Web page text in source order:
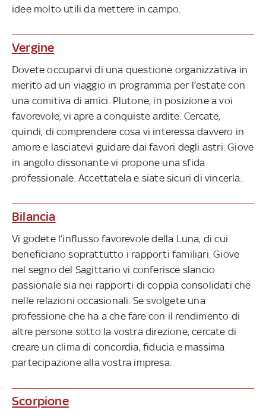
idee molto utili da mettere in campo.
Vergine
Dovete occuparvi di una questione organizzativa in
merito ad un viaggio in programma per l’estate con
una comitiva di amici. Plutone, in posizione a voi
favorevole, vi apre a conquiste ardite. Cercate,
quindi, di comprendere cosa vi interessa davvero in
amore e lasciatevi guidare dai favori degli astri. Giove
in angolo dissonante vi propone una sfida
professionale. Accettatela e siate sicuri di vincerla.
Bilancia
Vi godete l’influsso favorevole della Luna, di cui
beneficiano soprattutto i rapporti familiari. Giove
nel segno del Sagittario vi conferisce slancio
passionale sia nei rapporti di coppia consolidati che
nelle relazioni occasionali. Se svolgete una
professione che ha a che fare con il rendimento di
altre persone sotto la vostra direzione, cercate di
creare un clima di concordia, fiducia e massima
partecipazione alla vostra impresa.
Scorpione